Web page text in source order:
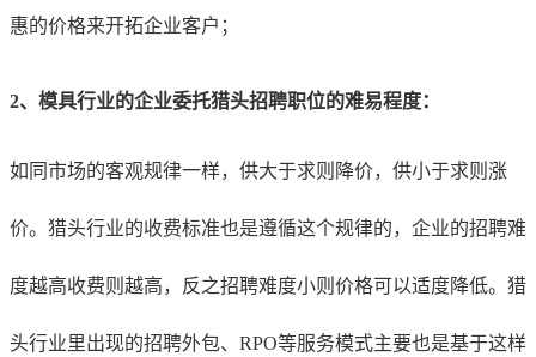
惠的价格来开拓企业客户；
2、 模具行业的企业委托猎头招聘职位的难易程度：
如同市场的客观规律一样，供大于求则降价，供小于求则涨
价。猎头行业的收费标准也是遵循这个规律的，企业的招聘难
度越高收费则越高，反之招聘难度小则价格可以适度降低。猎
头行业里出现的招聘外包、RPO等服务模式主要也是基于这样